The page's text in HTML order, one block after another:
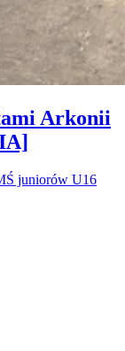
Arkonii